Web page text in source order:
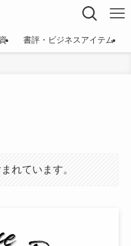
書評・ビジネスアイテム
れています。